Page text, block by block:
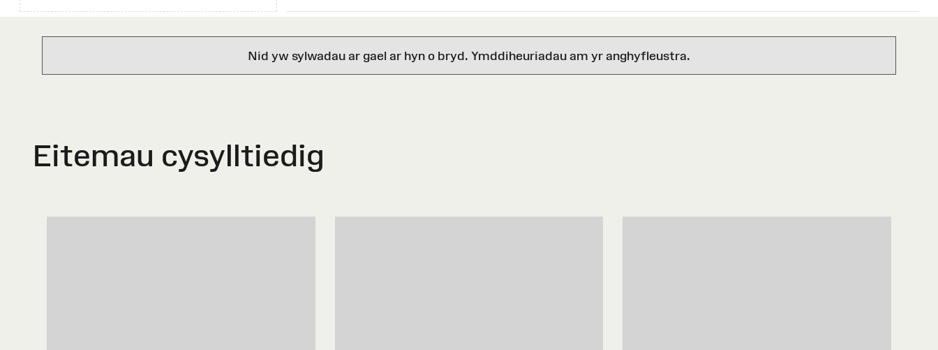
Nid yw sylwadau ar gael ar hyn o bryd. Ymddiheuriadau am yr anghyfleustra.
Eitemau cysylltiedig